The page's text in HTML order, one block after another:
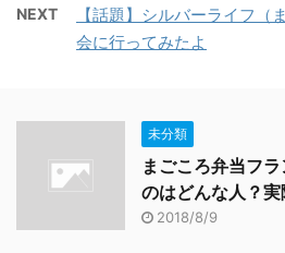
NEXT
【話題】シルバーライフ（
会に行ってみたよ
未分類
まごころ弁当フ
のはどんな人？
2018/8/9